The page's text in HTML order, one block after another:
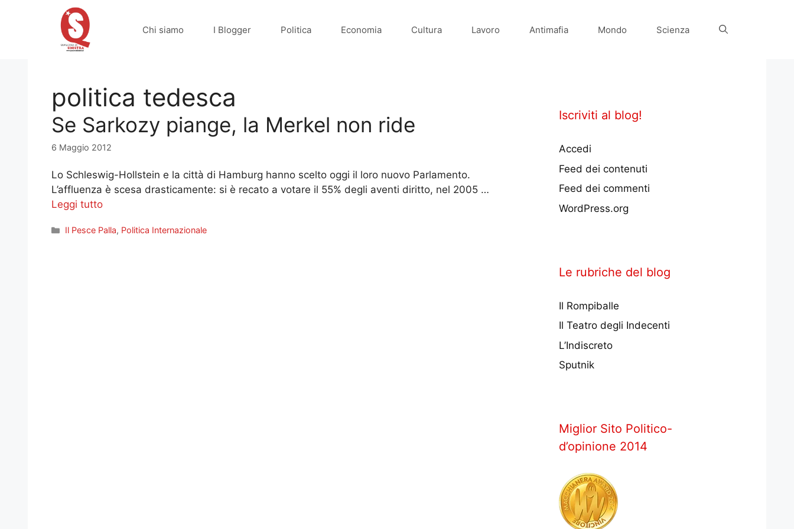
Chi siamo I Blogger Politica Economia Cultura Lavoro Antimafia Mondo Scienza
politica tedesca
Se Sarkozy piange, la Merkel non ride
6 Maggio 2012
Lo Schleswig-Hollstein e la città di Hamburg hanno scelto oggi il loro nuovo Parlamento.
L’affluenza è scesa drasticamente: si è recato a votare il 55% degli aventi diritto, nel 2005 …
Leggi tutto
Categorie
Il Pesce Palla, Politica Internazionale
Iscriviti al blog!
Accedi
Feed dei contenuti
Feed dei commenti
WordPress.org
Le rubriche del blog
Il Rompiballe
Il Teatro degli Indecenti
L’Indiscreto
Sputnik
Miglior Sito Politico-
d’opinione 2014